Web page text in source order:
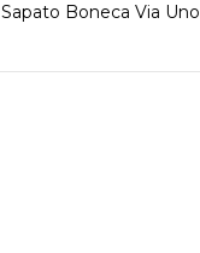
Sapato Boneca Via Uno